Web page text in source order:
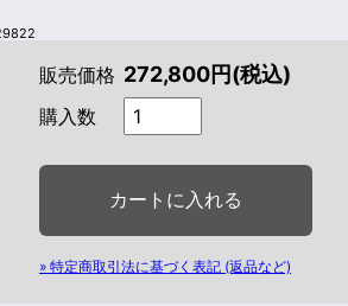
販売価格 272,800円(税込)
購入数
» 特定商取引法に基づく表記 (返品など)